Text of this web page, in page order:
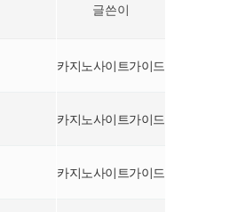
글쓴이
카지노사이트가이드
카지노사이트가이드
카지노사이트가이드